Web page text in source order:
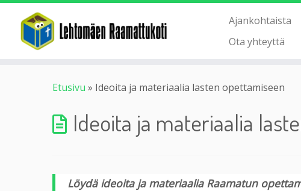
Ajankohtaista
Ota yhteyttä
Etusivu » Ideoita ja materiaalia lasten opettamiseen
Ideoita ja materiaalia
Löydä ideoita ja materiaalia Raamatun